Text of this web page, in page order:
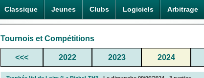
Classique Jeunes Clubs Logiciels Arbitrage
Tournois et Compétitions
<<< 2022 2023 2024